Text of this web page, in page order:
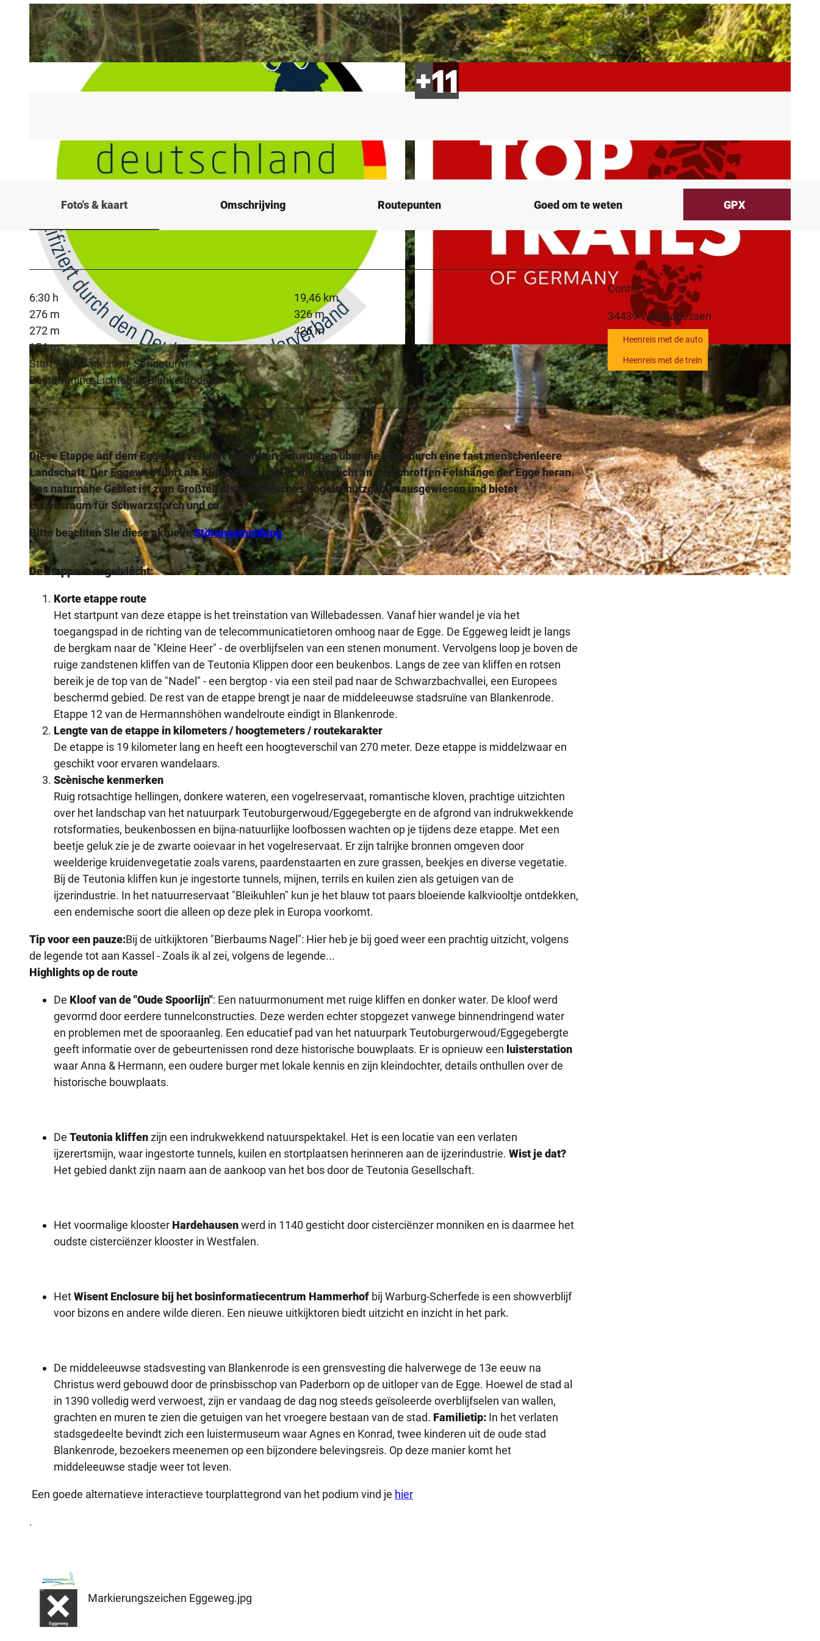
© Ina Bohlken, Projektbüro Hermannshöhen © Top Trails
Foto's & kaart Omschrijving Routepunten Goed om te weten GPX
6:30 h
19,46 km
276 m
326 m
272 m
426 m
154 m
Start: Willebadessen, Sendeturm
Bestemming: Lichtenau-Blankenrode
Diese Etappe auf dem Eggeweg verläuft in sanften Schwüngen über die Egge durch eine fast menschenleere
Landschaft. Der Eggeweg führt als Klippenweg immer wieder dicht an die schroffen Felshänge der Egge heran.
Das naturnahe Gebiet ist zum Großteil als europäisches Vogelschutzgebiet ausgewiesen und bietet
Lebensraum für Schwarzstorch und co.
Bitte beachten SIe diese aktuelleStörungsmeldung
De etappe in vogelvlucht:
Korte etappe route
Het startpunt van deze etappe is het treinstation van Willebadessen. Vanaf hier wandel je via het
toegangspad in de richting van de telecommunicatietoren omhoog naar de Egge. De Eggeweg leidt je langs
de bergkam naar de "Kleine Heer" - de overblijfselen van een stenen monument. Vervolgens loop je boven de
ruige zandstenen kliffen van de Teutonia Klippen door een beukenbos. Langs de zee van kliffen en rotsen
bereik je de top van de "Nadel" - een bergtop - via een steil pad naar de Schwarzbachvallei, een Europees
beschermd gebied. De rest van de etappe brengt je naar de middeleeuwse stadsruïne van Blankenrode.
Etappe 12 van de Hermannshöhen wandelroute eindigt in Blankenrode.
Lengte van de etappe in kilometers / hoogtemeters / routekarakter
De etappe is 19 kilometer lang en heeft een hoogteverschil van 270 meter. Deze etappe is middelzwaar en
geschikt voor ervaren wandelaars.
Scènische kenmerken
Ruig rotsachtige hellingen, donkere wateren, een vogelreservaat, romantische kloven, prachtige uitzichten
over het landschap van het natuurpark Teutoburgerwoud/Eggegebergte en de afgrond van indrukwekkende
rotsformaties, beukenbossen en bijna-natuurlijke loofbossen wachten op je tijdens deze etappe. Met een
beetje geluk zie je de zwarte ooievaar in het vogelreservaat. Er zijn talrijke bronnen omgeven door
weelderige kruidenvegetatie zoals varens, paardenstaarten en zure grassen, beekjes en diverse vegetatie.
Bij de Teutonia kliffen kun je ingestorte tunnels, mijnen, terrils en kuilen zien als getuigen van de
ijzerindustrie. In het natuurreservaat "Bleikuhlen" kun je het blauw tot paars bloeiende kalkviooltje ontdekken,
een endemische soort die alleen op deze plek in Europa voorkomt.
Tip voor een pauze:Bij de uitkijktoren "Bierbaums Nagel": Hier heb je bij goed weer een prachtig uitzicht, volgens
de legende tot aan Kassel - Zoals ik al zei, volgens de legende...
Highlights op de route
De Kloof van de "Oude Spoorlijn": Een natuurmonument met ruige kliffen en donker water. De kloof werd
gevormd door eerdere tunnelconstructies. Deze werden echter stopgezet vanwege binnendringend water
en problemen met de spooraanleg. Een educatief pad van het natuurpark Teutoburgerwoud/Eggegebergte
geeft informatie over de gebeurtenissen rond deze historische bouwplaats. Er is opnieuw een luisterstation
waar Anna & Hermann, een oudere burger met lokale kennis en zijn kleindochter, details onthullen over de
historische bouwplaats.
De Teutonia kliffenzijn een indrukwekkend natuurspektakel. Het is een locatie van een verlaten
ijzerertsmijn, waar ingestorte tunnels, kuilen en stortplaatsen herinneren aan de ijzerindustrie. Wist je dat?
Het gebied dankt zijn naam aan de aankoop van het bos door de Teutonia Gesellschaft.
Het voormalige klooster Hardehausenwerd in 1140 gesticht door cisterciënzer monniken en is daarmee het
oudste cisterciënzer klooster in Westfalen.
HetWisent Enclosure bij het bosinformatiecentrum Hammerhof bij Warburg-Scherfede is een showverblijf
voor bizons en andere wilde dieren. Een nieuwe uitkijktoren biedt uitzicht en inzicht in het park.
De middeleeuwse stadsvesting van Blankenrode is een grensvesting die halverwege de 13e eeuw na
Christus werd gebouwd door de prinsbisschop van Paderborn op de uitloper van de Egge. Hoewel de stad al
in 1390 volledig werd verwoest, zijn er vandaag de dag nog steeds geïsoleerde overblijfselen van wallen,
grachten en muren te zien die getuigen van het vroegere bestaan van de stad. Familietip: In het verlaten
stadsgedeelte bevindt zich een luistermuseum waar Agnes en Konrad, twee kinderen uit de oude stad
Blankenrode, bezoekers meenemen op een bijzondere belevingsreis. Op deze manier komt het
middeleeuwse stadje weer tot leven.
Een goede alternatieve interactieve tourplattegrond van het podium vind je hier
.
Markierungszeichen Eggeweg.jpg
Contact
34439Willebadessen
Heenreis met de auto
Heenreis met de trein